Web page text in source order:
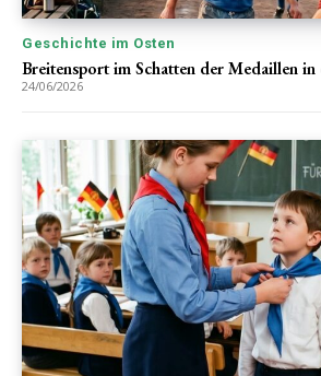
Geschichte im Osten
Breitensport im Schatten der Medaillen
24/06/2026